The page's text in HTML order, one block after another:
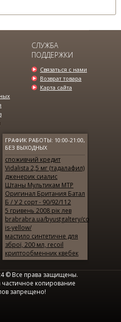
СЛУЖБА
ПОДДЕРЖКИ
Связаться с нами
Возврат товара
Карта сайта
ГРАФИК РАБОТЫ: 10:00-21:00,
БЕЗ ВЫХОДНЫХ
споживчий кредит
Vidalista 2,5 мг (тадалафил)
дженерик сиалис
Штаны Мультикам MTP
Оригинал Британия Батал
Б / У 2 сорт - 90/92/112
5 гривень 2008 рік лев
brabrabra.ua/byustgaltery/color-
is-yellow/
мастило синтетичне для
зброї, 200 мл, recoil
криптообменник квебек
© Все права защищены.
копирование
запрещено!